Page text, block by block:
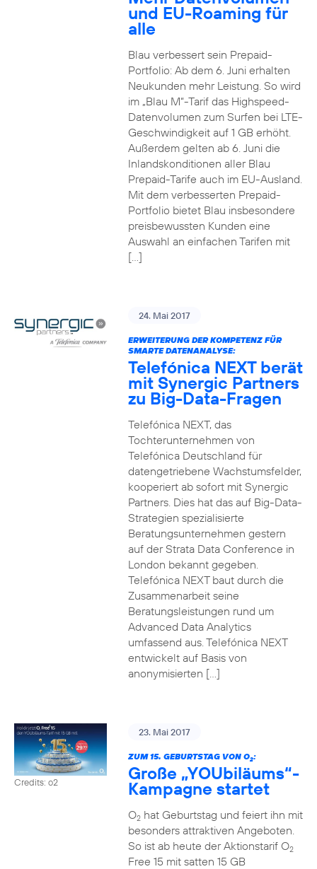
und EU-Roaming für
alle
Blau verbessert sein Prepaid-
Portfolio: Ab dem 6. Juni erhalten
Neukunden mehr Leistung. So wird
im „Blau M“-Tarif das Highspeed-
Datenvolumen zum Surfen bei LTE-
Geschwindigkeit auf 1 GB erhöht.
Außerdem gelten ab 6. Juni die
Inlandskonditionen aller Blau
Prepaid-Tarife auch im EU-Ausland.
Mit dem verbesserten Prepaid-
Portfolio bietet Blau insbesondere
preisbewussten Kunden eine
Auswahl an einfachen Tarifen mit
[…]
24. Mai 2017
ERWEITERUNG DER KOMPETENZ FÜR
SMARTE DATENANALYSE:
Telefónica NEXT berät
mit Synergic Partners
zu Big-Data-Fragen
Telefónica NEXT, das
Tochterunternehmen von
Telefónica Deutschland für
datengetriebene Wachstumsfelder,
kooperiert ab sofort mit Synergic
Partners. Dies hat das auf Big-Data-
Strategien spezialisierte
Beratungsunternehmen gestern
auf der Strata Data Conference in
London bekannt gegeben.
Telefónica NEXT baut durch die
Zusammenarbeit seine
Beratungsleistungen rund um
Advanced Data Analytics
umfassend aus. Telefónica NEXT
entwickelt auf Basis von
anonymisierten […]
Credits: o2
23. Mai 2017
ZUM 15. GEBURTSTAG VON O2:
Große „YOUbiläums“-
Kampagne startet
O2hat Geburtstag und feiert ihn mit
besonders attraktiven Angeboten.
So ist ab heute der Aktionstarif O2
Free 15 mit satten 15 GB